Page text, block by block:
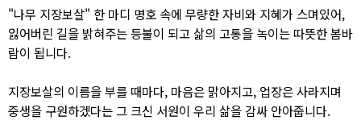
"나무 지장보살" 한 마디 명호 속에 무량한 자비와 지혜가 스며있어,
잃어버린 길을 밝혀주는 등불이 되고 삶의 고통을 녹이는 따뜻한 봄바
람이 됩니다.
지장보살의 이름을 부를 때마다, 마음은 맑아지고, 업장은 사라지며
중생을 구원하겠다는 그 크신 서원이 우리 삶을 감싸 안아줍니다.